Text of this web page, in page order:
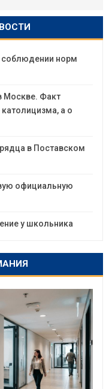
соблюдении норм
Москве. Факт
католицизма, а о
в Поставском
официальную
у школьника